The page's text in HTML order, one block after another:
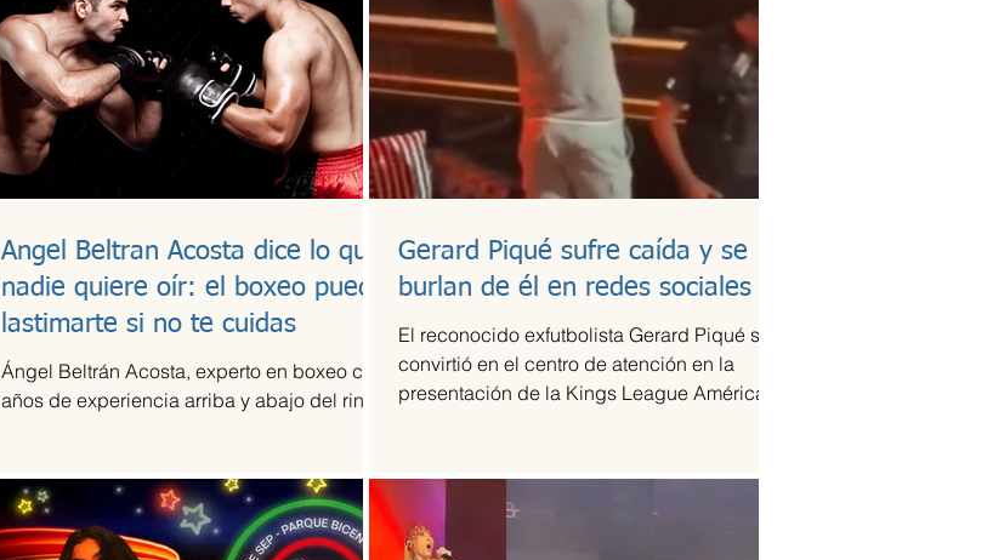
Angel Beltran Acosta dice lo que
nadie quiere oír: el boxeo puede
lastimarte si no te cuidas
Ángel Beltrán Acosta, experto en boxeo con
años de experiencia arriba y abajo del ring
Gerard Piqué sufre caída y se
burlan de él en redes sociales
El reconocido exfutbolista Gerard Piqué se
convirtió en el centro de atención en la
presentación de la Kings League Américas